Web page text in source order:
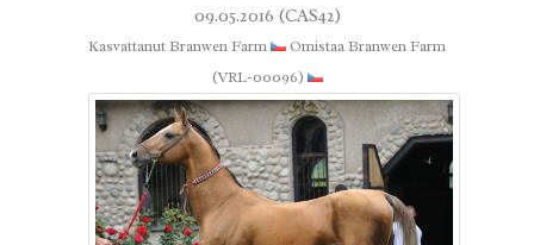
09.05.2016 (CAS42)
Kasvattanut Branwen Farm
Omistaa Branwen Farm
(VRL-00096)